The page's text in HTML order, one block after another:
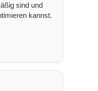
sind und
kannst.